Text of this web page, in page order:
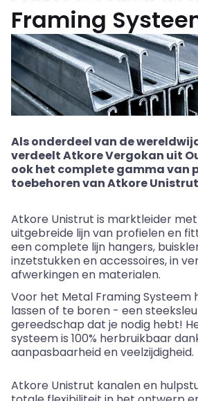
Framing
Alsonderdeelvan de
verdeeltAtkoreVergokan uit
ookhet complete gamma van
toebehorenvan Atkore
Atkore Unistrut is marktleider
uitgebreide lijnvan profielenen
een complete lijn hangers,
inzetstukken en accessoires, in
afwerkingen en materialen.
Voor het Metal Framing Systeem
lassen of te boren - eensteek
gereedschap dat je nodig hebt!
systeem is 100% herbruikbaar
aanpasbaarheid en veelzijdigheid.
Atkore Unistrut kanalen en